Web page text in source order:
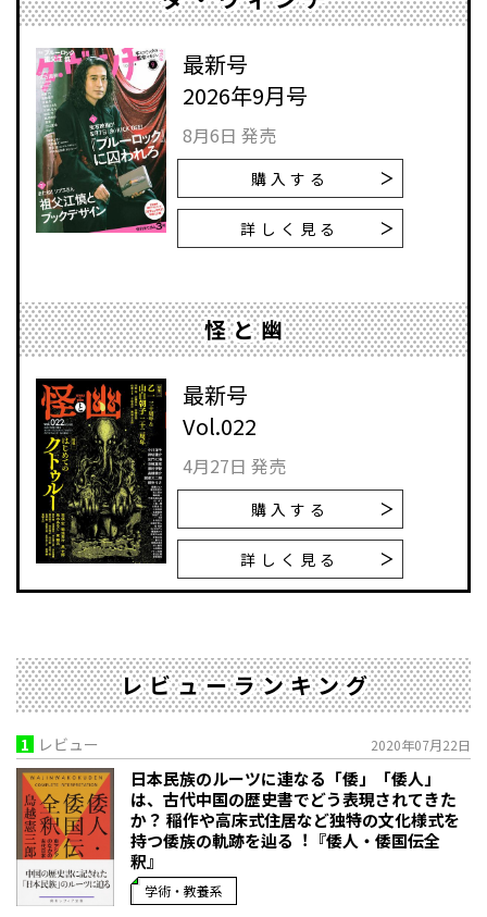
最新号
2026年9月号
8月6日 発売
購入する
詳しく見る
怪と幽
最新号
Vol.022
4月27日 発売
購入する
詳しく見る
レビューランキング
1 レビュー 2020年07月22日
日本民族のルーツに連なる「倭」「倭人」
は、古代中国の歴史書でどう表現されてきた
か？ 稲作や高床式住居など独特の文化様式を
持つ倭族の軌跡を辿る︕『倭人・倭国伝全
釈』
学術・教養系